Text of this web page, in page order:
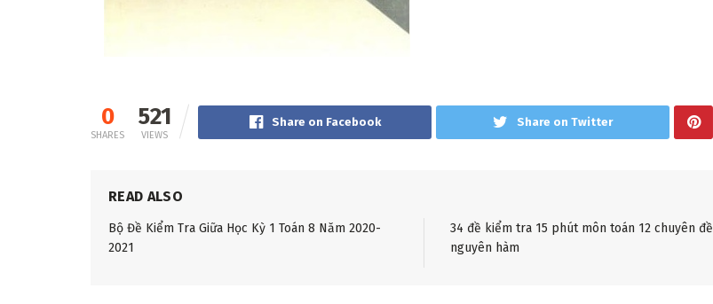
0
SHARES
521
VIEWS
Share on Facebook Share on Twitter
READ ALSO
Bộ Đề Kiểm Tra Giữa Học Kỳ 1 Toán 8 Năm 2020-
2021
34 đề kiểm tra 15 phút môn toán 12 chuyên đề
nguyên hàm